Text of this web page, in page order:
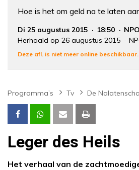
Hoe is het om geld na te laten
Di 25 augustus 2015 18:50
Herhaald op 26 augustus 2015
Deze afl. is niet meer online beschikbaar.
Programma’s Tv De
Leger des Heils
Het verhaal van de